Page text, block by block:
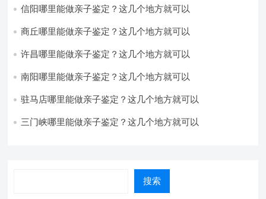
信阳哪里能做亲子鉴定？这几个地方就可以
商丘哪里能做亲子鉴定？这几个地方就可以
许昌哪里能做亲子鉴定？这几个地方就可以
南阳哪里能做亲子鉴定？这几个地方就可以
驻马店哪里能做亲子鉴定？这几个地方就可以
三门峡哪里能做亲子鉴定？这几个地方就可以
搜索